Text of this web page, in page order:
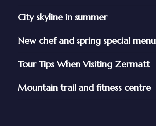
City skyline in summer
New chef and spring special menu
Tour Tips When Visiting Zermatt
Mountain trail and fitness centre